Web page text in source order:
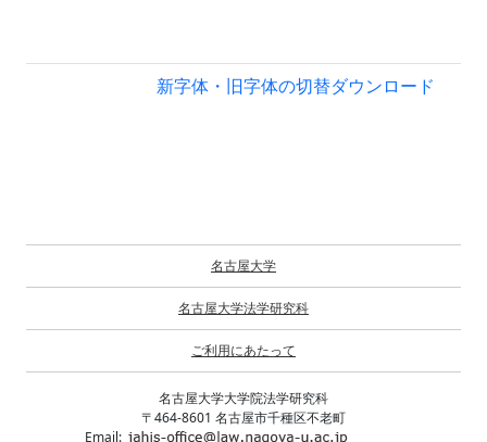
新字体・旧字体の切替ダウンロード
名古屋大学
名古屋大学法学研究科
ご利用にあたって
名古屋大学大学院法学研究科
〒464-8601 名古屋市千種区不老町
Email: